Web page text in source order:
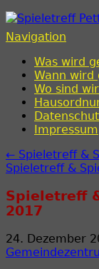
Spieletreff
Navigation
Was wird
Wann wird
Wo sind
Impressum
← Spieletreff &
Spieletreff &
Spieletreff
2017
24. Dezember